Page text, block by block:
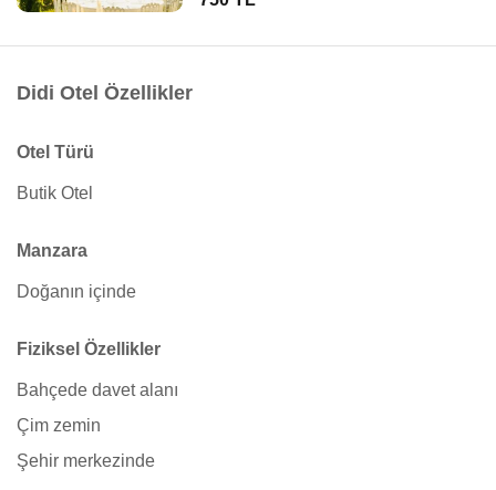
Didi Otel Özellikler
Otel Türü
Butik Otel
Manzara
Doğanın içinde
Fiziksel Özellikler
Bahçede davet alanı
Çim zemin
Şehir merkezinde